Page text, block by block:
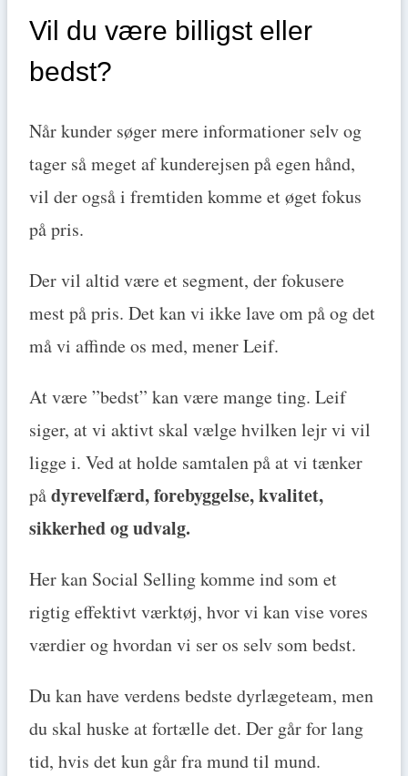
Vil du være billigst eller
bedst?
Når kunder søger mere informationer selv og
tager så meget af kunderejsen på egen hånd,
vil der også i fremtiden komme et øget fokus
på pris.
Der vil altid være et segment, der fokusere
mest på pris. Det kan vi ikke lave om på og det
må vi affinde os med, mener Leif.
At være ”bedst” kan være mange ting. Leif
siger, at vi aktivt skal vælge hvilken lejr vi vil
ligge i. Ved at holde samtalen på at vi tænker
pådyrevelfærd, forebyggelse, kvalitet,
sikkerhed og udvalg.
Her kan Social Selling komme ind som et
rigtig effektivt værktøj, hvor vi kan vise vores
værdier og hvordan vi ser os selv som bedst.
Du kan have verdens bedste dyrlægeteam, men
du skal huske at fortælle det. Der går for lang
tid, hvis det kun går fra mund til mund.